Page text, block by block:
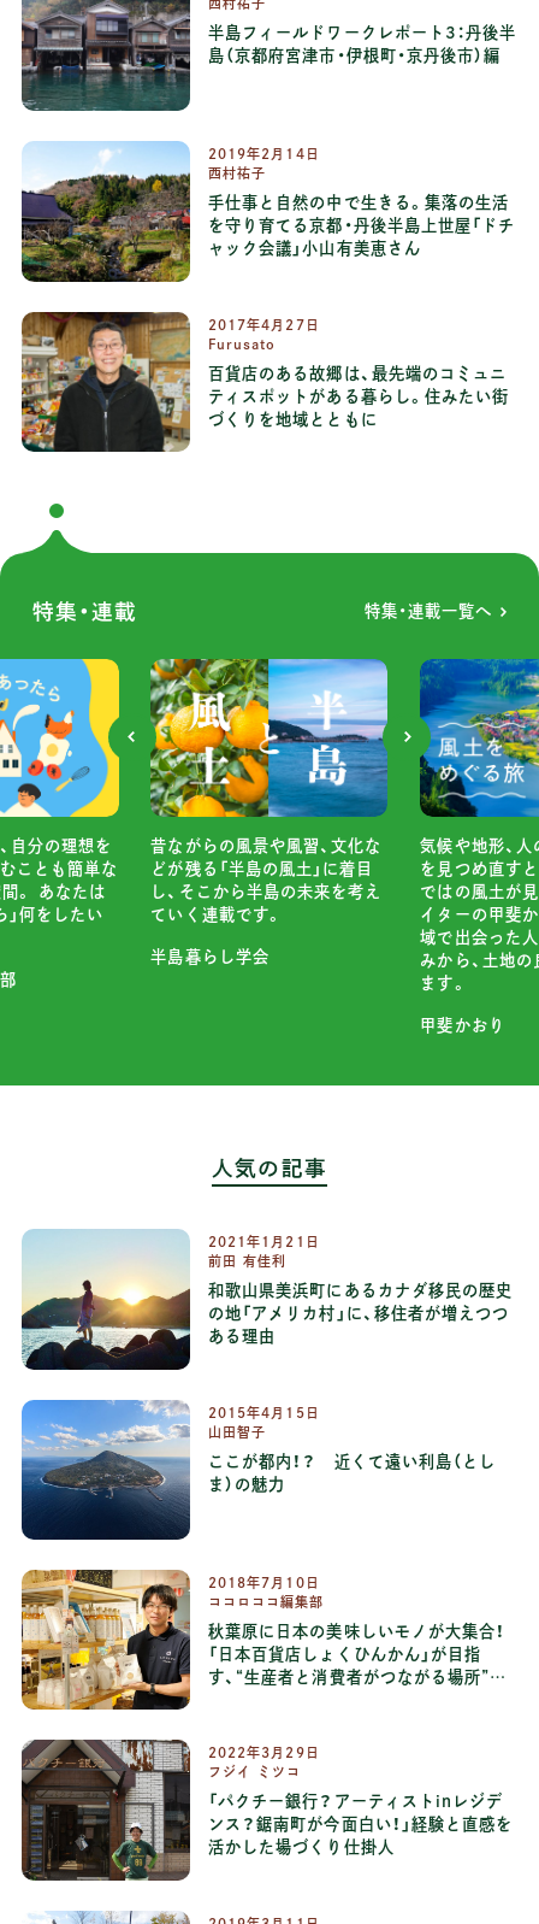
西村祐子
半島フィールドワークレポート3：丹後半
島（京都府宮津市・伊根町・京丹後市）編
2019年2月14日
西村祐子
手仕事と自然の中で生きる。集落の生活
を守り育てる京都・丹後半島上世屋「ドチ
ャック会議」小山有美恵さん
2017年4月27日
Furusato
百貨店のある故郷は、最先端のコミュニ
ティスポットがある暮らし。住みたい街
づくりを地域とともに
特集・連載 特集・連載一覧へ
風習、文化な
風土」に着目
の未来を考え
気候や地形、人の暮らしや風習
を見つめ直すと、その土地なら
ではの風土が見えてきます。ラ
イターの甲斐かおりさんが、地
みから、土地の良さをひもとき
小さいからこ
ぎゅっと詰め
「小屋」という
「小屋があった
ですか？
ココロマチ編
人気の記事
2021年1 月 21
日
前田 有佳利
和歌山県美浜町にあるカナダ移民の歴史
の地「アメリカ村」に、移住者が増えつつ
ある理由
2015年4 月 15 日
山田智子
ここが都内！？ 近くて遠い利島（とし
ま）の魅力
2018年7 月 10 日
ココロココ編集部
秋葉原に日本の美味しいモノが大集合！
「日本百貨店しょくひんかん」が目指
す、“生産者と消費者がつながる場所”と
2022年3 月 29 日
フジイ ミツコ
「パクチー銀行？アーティストinレジデ
ンス？鋸南町が今面白い！」経験と直感を
活かした場づくり仕掛人